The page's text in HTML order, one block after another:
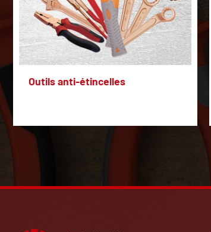
Outils anti-étincelles